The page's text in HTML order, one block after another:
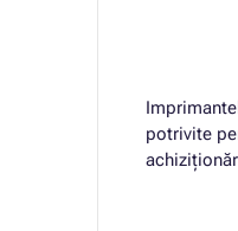
potrivite